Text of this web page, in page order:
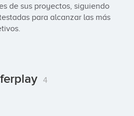
de sus proyectos, siguiendo
para alcanzar las más
4